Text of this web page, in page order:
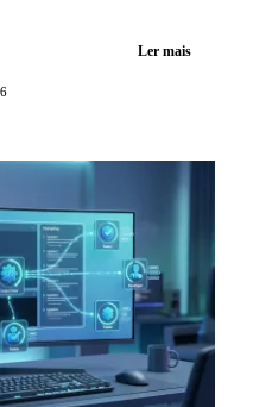
co-treinado com a
Ler mais